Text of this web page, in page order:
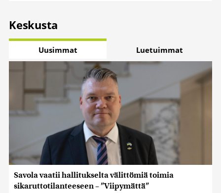
Keskusta
Uusimmat Luetuimmat
Savola vaatii hallitukselta välittömiä toimia
sikaruttotilanteeseen – ”Viipymättä”